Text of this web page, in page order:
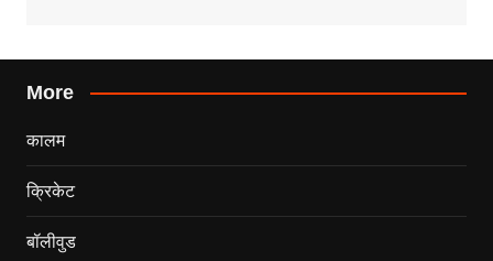
More
कालम
क्रिकेट
बॉलीवुड